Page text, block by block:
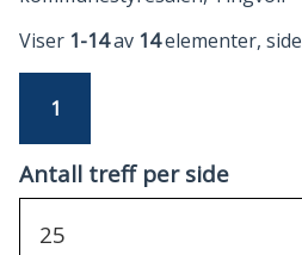
Viser 1-14av 14elementer, side
1
Antall treff per side
25